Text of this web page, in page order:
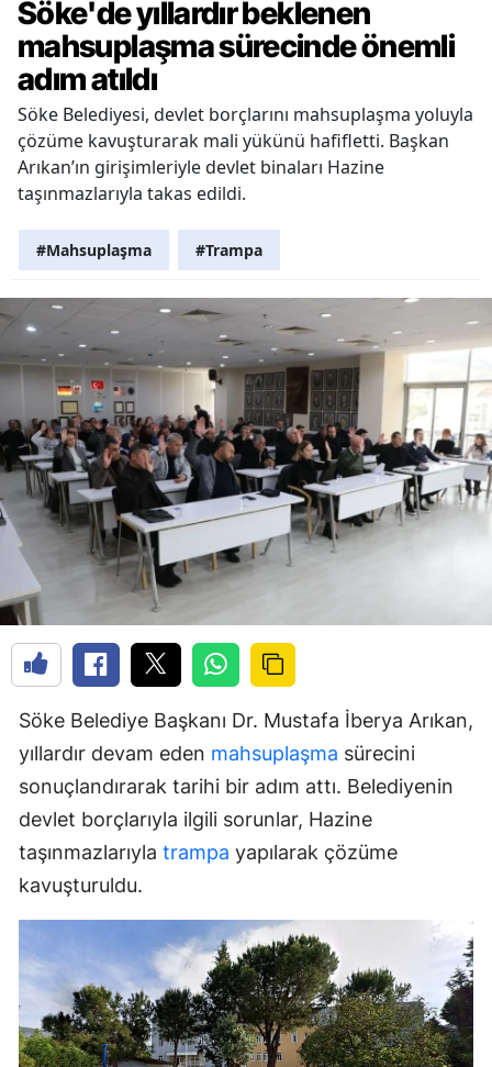
Söke'de yıllardır beklenen
mahsuplaşma sürecinde önemli
adım atıldı
Söke Belediyesi, devlet borçlarını mahsuplaşma yoluyla
çözüme kavuşturarak mali yükünü hafifletti. Başkan
Arıkan’ın girişimleriyle devlet binaları Hazine
taşınmazlarıyla takas edildi.
#Mahsuplaşma #Trampa
Söke Belediye Başkanı Dr. Mustafa İberya Arıkan,
yıllardır devam eden mahsuplaşma sürecini
sonuçlandırarak tarihi bir adım attı. Belediyenin
devlet borçlarıyla ilgili sorunlar, Hazine
taşınmazlarıyla trampa yapılarak çözüme
kavuşturuldu.